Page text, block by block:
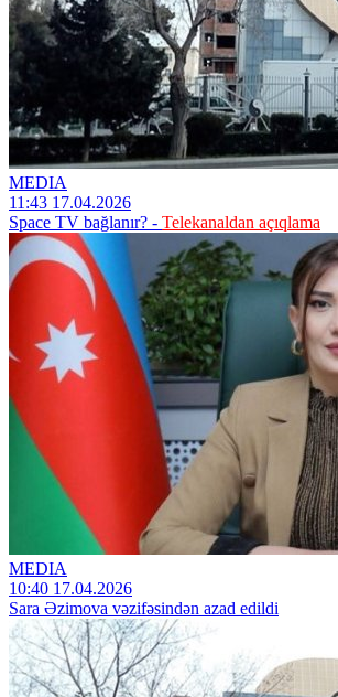
MEDIA
11:43 17.04.2026
Space TV bağlanır? - Telekanaldan açıqlama
MEDIA
10:40 17.04.2026
Sara Əzimova vəzifəsindən azad edildi